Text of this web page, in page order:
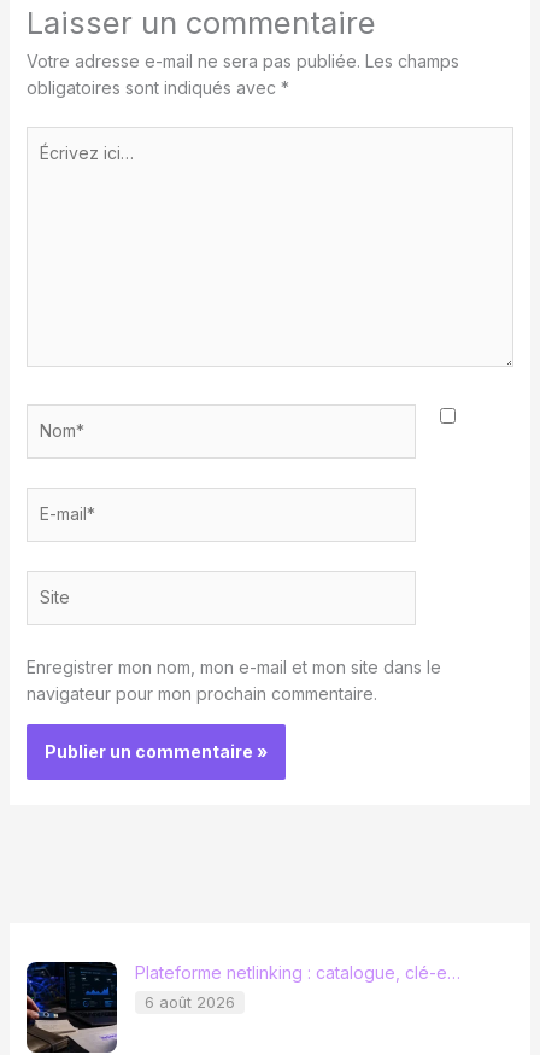
Laisser un commentaire
Votre adresse e-mail ne sera pas publiée. Les champs
obligatoires sont indiqués avec *
Écrivez
ici…
mail*
Enregistrer mon nom, mon e-mail et mon site dans le
navigateur pour mon prochain commentaire.
Plateforme netlinking : catalogue, clé-e…
6 août 2026